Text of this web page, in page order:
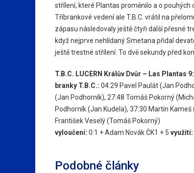
střílení, které Plantas proměnilo a o pouhých
Tříbrankové vedení ale T.B.C. vrátil na
zápasu následovaly ještě čtyři další přesné
když nejprve nehlídaný Smetana přidal
ještě trestné střílení. To dvě sekundy před
T.B.C. LUCERN Králův Dvůr – Las Plantas
branky T.B.C.: 04:29 Pavel Paulát(Jan
(Jan Podhorník), 27:48 Tomáš Pokorný
Podhorník(Jan Kudela), 37:30 Martin Kameš
František Veselý(Tomáš Pokorný)
vyloučení: 0:1 + Adam Novák ČK1 + 5 využití:
Podobné články